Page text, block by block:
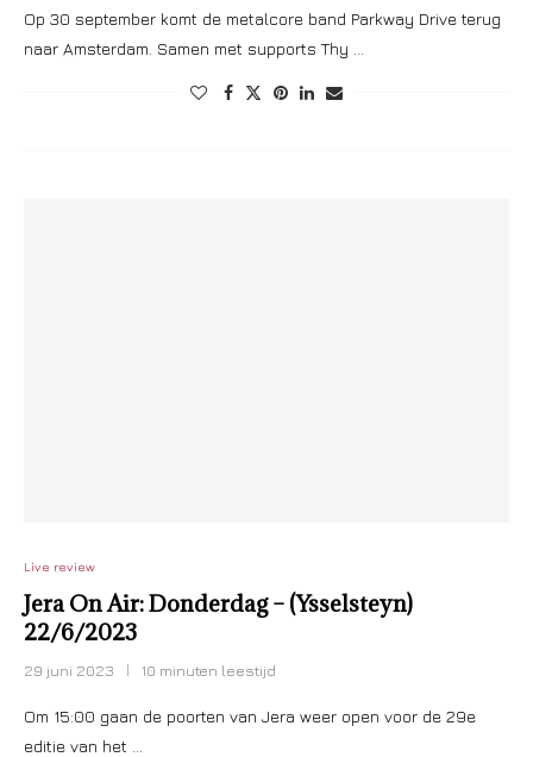
Op 30 september komt de metalcore band Parkway Drive terug
naar Amsterdam. Samen met supports Thy …
Live review
Jera On Air: Donderdag – (Ysselsteyn)
22/6/2023
29 juni 2023 10 minuten leestijd
Om 15:00 gaan de poorten van Jera weer open voor de 29e
editie van het …